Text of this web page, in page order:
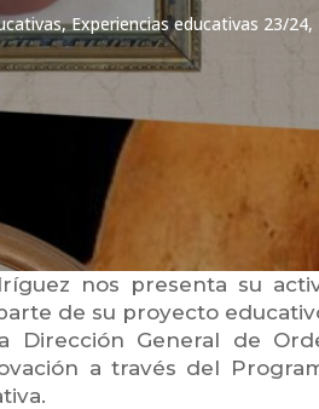
,Experiencias educativas 23/24,
nos presenta su
de su proyecto
Dirección General de
a través del